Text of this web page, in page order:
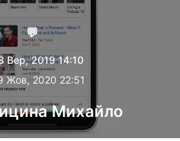
💬
Вер, 2019 14:10
Жов, 2020 22:51
Михайло